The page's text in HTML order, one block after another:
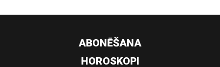
ABONĒŠANA
HOROSKOPI